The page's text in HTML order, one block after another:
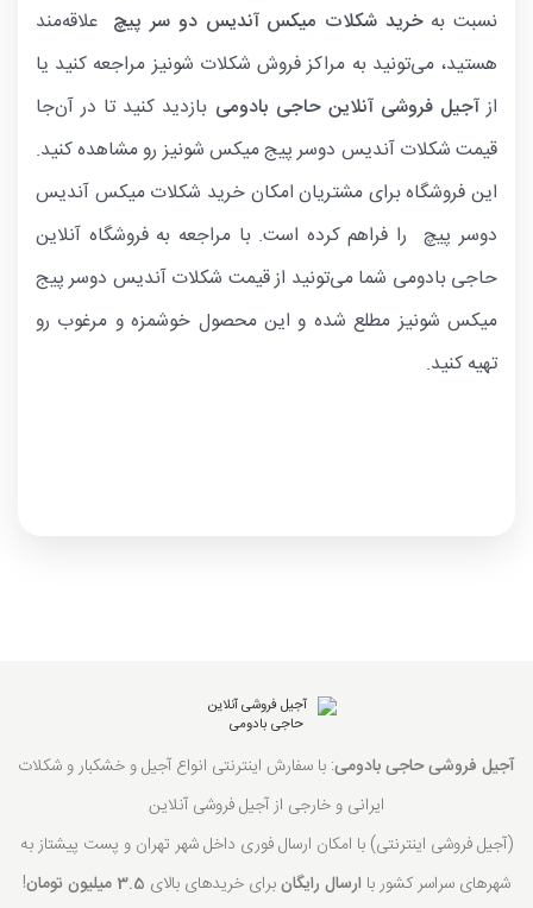
نسبت‌ بهخرید شکلات میکس آندیس دو سر پیچ علاقه‌مند
هستید، می‌تونید به مراکز فروش شکلات شونیز مراجعه کنید یا
ازآجیل فروشی آنلاین حاجی بادومی بازدید کنید تا در آن‌جا
قیمت شکلات آندیس دوسر پیج میکس شونیز رو مشاهده کنید.
این فروشگاه برای مشتریان امکان خرید شکلات میکس آندیس
دوسر پیچ را فراهم کرده است. با مراجعه به فروشگاه آنلاین
حاجی بادومی شما می‌تونید از قیمت شکلات آندیس دوسر پیج
میکس شونیز مطلع شده و این محصول خوشمزه و مرغوب رو
تهیه کنید.
آجیل فروشی حاجی بادومی: با سفارش اینترنتی انواع آجیل و خشکبار و شکلات
ایرانی و خارجی از آجیل فروشی آنلاین
(آجیل فروشی اینترنتی) با امکان ارسال فوری داخل شهر تهران و پست پیشتاز به
شهرهای سراسر کشور با ارسال رایگانبرای خریدهای بالای 3.5 میلیون تومان
!